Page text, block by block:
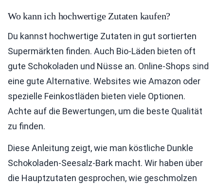
Wo kann ich hochwertige Zutaten kaufen?
Du kannst hochwertige Zutaten in gut sortierten
Supermärkten finden. Auch Bio-Läden bieten oft
gute Schokoladen und Nüsse an. Online-Shops sind
eine gute Alternative. Websites wie Amazon oder
spezielle Feinkostläden bieten viele Optionen.
Achte auf die Bewertungen, um die beste Qualität
zu finden.
Diese Anleitung zeigt, wie man köstliche Dunkle
Schokoladen-Seesalz-Bark macht. Wir haben über
die Hauptzutaten gesprochen, wie geschmolzen